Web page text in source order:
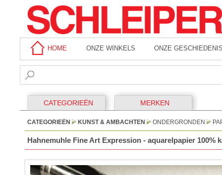
HOME ONZE WINKELS ONZE
CATEGORIEËN MERKEN
CATEGORIEËN KUNST & AMBACHTEN ONDERGRONDEN
Hahnemuhle Fine Art Expression - aquarelpapier 100%